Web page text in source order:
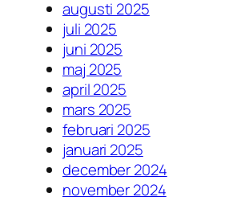
augusti 2025
juli 2025
juni 2025
maj 2025
april 2025
mars 2025
februari 2025
januari 2025
december 2024
november 2024